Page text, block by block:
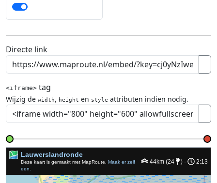
Directe link
<iframe> tag
Wijzig de width, height en style attributen indien nodig.